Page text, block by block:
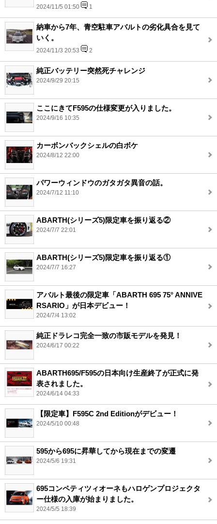
2024/11/5 01:50 1
納車から7年、青空駐車アバルトの劣化具合を見て
いく。
2024/11/3 20:53 2
純正バッテリー突然死チャレンジ
2024/9/29 20:15
ここにきてF595の仕様変更が入りました。
2024/9/16 10:35
カーボンバックシェルの白ボケ
2024/8/12 22:00
パワーウィンドウのガタガタ異音の話。
2024/7/12 11:10
ABARTH(シリーズ5)限定車を振り返る②
2024/7/7 22:01
ABARTH(シリーズ5)限定車を振り返る①
2024/7/7 16:27
アバルト最後の限定車「ABARTH 695 75° ANNIVE
RSARIO」が日本デビュー！
2024/7/4 13:02
純正ドラレコ完全一致の市販モデルを発見！
2024/6/17 00:22
ABARTH695/F595の日本向け生産終了が正式に発
表されました。
2024/6/14 04:33
【限定車】F595C 2nd Editionがデビュー！
2024/5/10 00:48
595から695に昇華してから現在までの変遷
2024/5/6 19:31
695コンペティツィオーネもハロゲンプロジェクタ
ー仕様の入庫が始まりました。
2024/5/5 18:39